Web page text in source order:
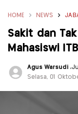
HOME NEWS
Sakit dan
Mahasiswi
Agus Warsudi ,
Selasa, 01